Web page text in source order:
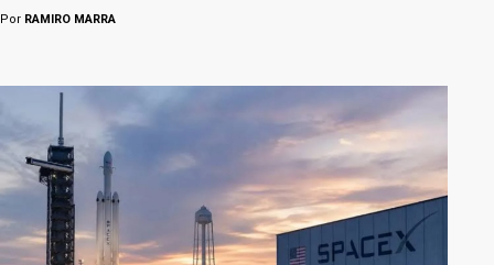
Por RAMIRO MARRA